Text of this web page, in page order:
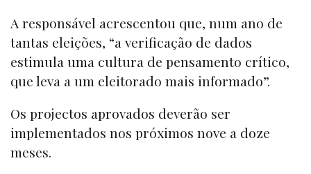
A responsável acrescentou que, num ano de
tantas eleições, “a verificação de dados
estimula uma cultura de pensamento crítico,
que leva a um eleitorado mais informado”.
Os projectos aprovados deverão ser
implementados nos próximos nove a doze
meses.